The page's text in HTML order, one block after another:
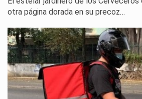
otra página dorada en su precoz…